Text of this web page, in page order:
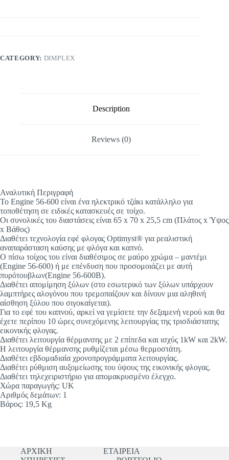
CATEGORY: DIMPLEX
Description
Reviews (0)
Αναλυτική Περιγραφή
To Engine 56-600 είναι ένα ηλεκτρικό τζάκι κατάλληλο για
τοποθέτηση σε ειδικές κατασκευές σε τοίχο.
Οι συνολικές του διαστάσεις είναι 65 x 70 x 25,5 cm (Πλάτος x Ύψος
x Βάθος)
Διαθέτει τεχνολογία εφέ φλογας Optimyst® για ρεαλιστική
αναπαράσταση καύσης με φλόγα και καπνό.
Ο πίσω τοίχος του είναι διαθέσιμος σε μαύρο χρώμα – μαντέμι
(Engine 56-600) ή με επένδυση που προσομοιάζει με αυτή
πυρότουβλων(Engine 56-600B).
Διαθέτει απομίμηση ξύλων (στο εσωτερικό των ξύλων υπάρχουν
λαμπτήρες αλογόνου που τρεμοπαίζουν και δίνουν μια αληθινή
αίσθηση ξύλου που σιγοκαίγεται).
Για το εφέ του καπνού, αρκεί να γεμίσετε την δεξαμενή νερού και θα
έχετε περίπου 10 ώρες συνεχόμενης λειτουργίας της τρισδιάστατης
εικονικής φλογας.
Διαθέτει λειτουργία θέρμανσης με 2 επίπεδα και ισχύς 1kW και 2kW.
Η λειτουργία θέρμανσης ρυθμίζεται μέσω θερμοστάτη.
Διαθέτει εβδομαδιαία χρονοπρογράμματα λειτουργίας.
Διαθέτει ρύθμιση αυξομείωσης του ύψους της εικονικής φλογας.
Διαθέτει τηλεχειριστήριο για απομακρυσμένο έλεγχο.
Χώρα παραγωγής: UK
Αριθμός δεμάτων: 1
Βάρος: 19,5 Kg
ΑΡΧΙΚΗ
ΕΤΑΙΡΕΙΑ